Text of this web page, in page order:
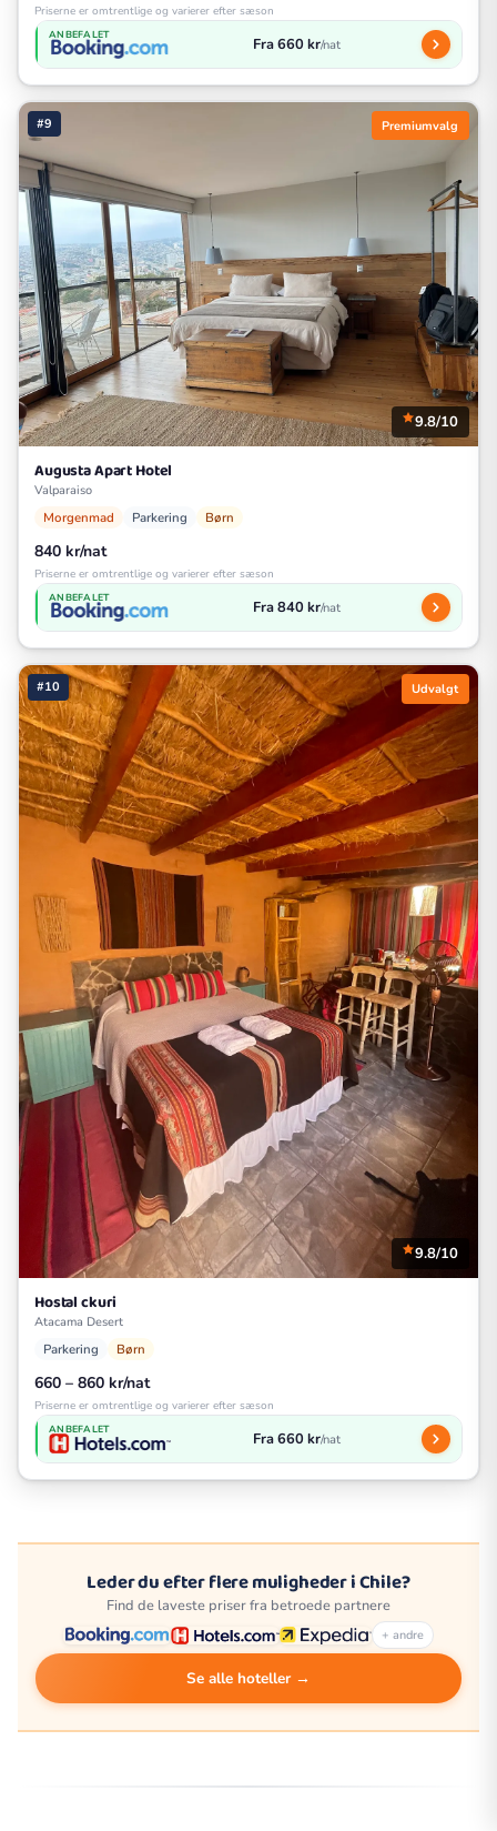
Priserne er omtrentlige og varierer efter sæson
ANBEFALET Fra 660 kr/nat
#9 Premiumvalg
9.8/10
Augusta Apart Hotel
Valparaiso
Morgenmad Parkering Børn
840 kr/nat
Priserne er omtrentlige og varierer efter sæson
ANBEFALET Fra 840 kr/nat
#10 Udvalgt
9.8/10
Hostal ckuri
Atacama Desert
Parkering Børn
660 – 860 kr/nat
Priserne er omtrentlige og varierer efter sæson
ANBEFALET Fra 660 kr/nat
Leder du efter flere muligheder i Chile?
Find de laveste priser fra betroede partnere
+ andre
Se alle hoteller →